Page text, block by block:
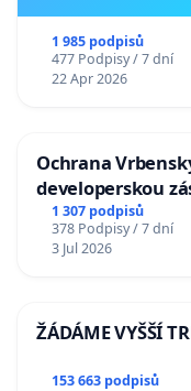
1 985 podpisů
477 Podpisy / 7 dní
22 Apr 2026
Ochrana
developerskou
1 307 podpisů
378 Podpisy / 7 dní
3 Jul 2026
ŽÁDÁME VYŠŠÍ
153 663 podpisů